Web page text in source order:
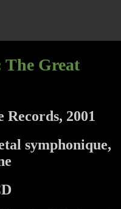
The Great
Records, 2001
symphonique,